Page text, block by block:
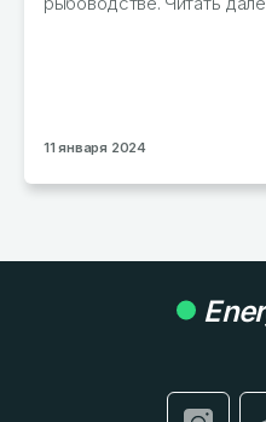
29 декабря 2023